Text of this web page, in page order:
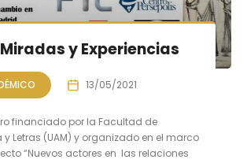
y Experiencias
13/05/2021
financiado por la Facultad de
y Letras (UAM) y organizado en el marco
“Nuevos actores en las relaciones